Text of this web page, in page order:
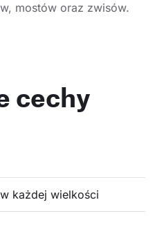
mostów oraz zwisów.
cechy
każdej wielkości